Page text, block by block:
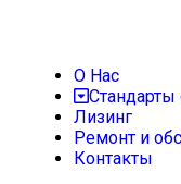
О Нас
Лизинг
Ремонт и
Контакты